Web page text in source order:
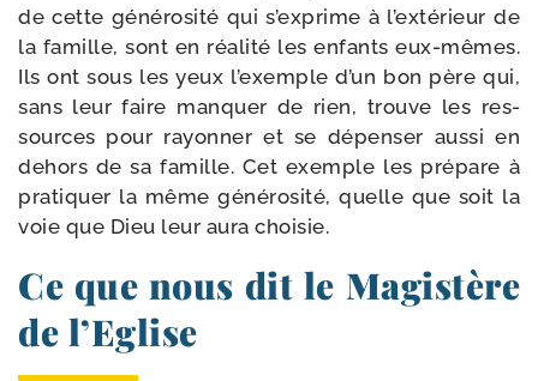
de cette géné­ro­si­té qui s’exprime à l’extérieur de
la famille, sont en réa­li­té les enfants eux-​mêmes.
Ils ont sous les yeux l’exemple d’un bon père qui,
sans leur faire man­quer de rien, trouve les res­
sources pour rayon­ner et se dépen­ser aus­si en
dehors de sa famille. Cet exemple les pré­pare à
pra­ti­quer la même géné­ro­si­té, quelle que soit la
voie que Dieu leur aura choisie.
Ce que nous dit le Magistère
de l’Eglise